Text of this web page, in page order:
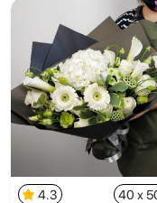
4.3 40 x